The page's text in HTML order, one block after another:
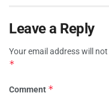
Leave a Reply
Your email address will
*
Comment *